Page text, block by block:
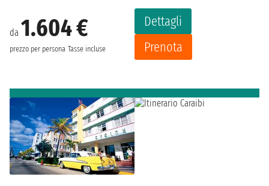
da 1.604 €
prezzo per persona Tasse incluse
Dettagli
Prenota